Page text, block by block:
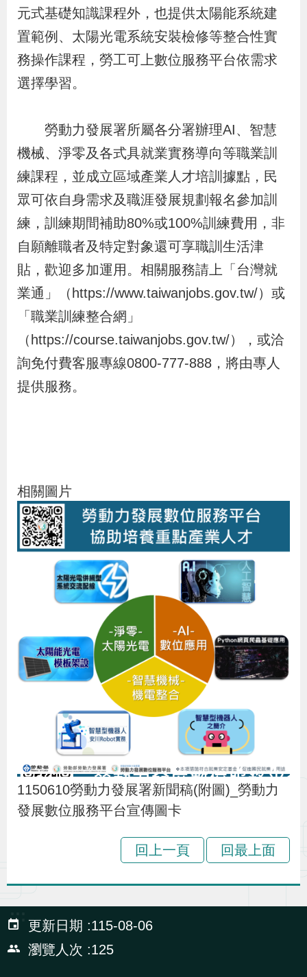
區
關
連
網
站
導
覽
民
意
信
箱
文
字
客
服
統
計
資
訊
E
n
g
l
s
h
回
首
頁
R
S
S
隱
私
權
全
政
策
資
料
開
檢
舉
交
通
位
置
元式基礎知識課程外，也提供太陽能系統建
置範例、太陽光電系統安裝檢修等整合性實
務操作課程，勞工可上數位服務平台依需求
選擇學習。
勞動力發展署所屬各分署辦理AI、智慧
機械、淨零及各式具就業實務導向等職業訓
練課程，並成立區域產業人才培訓據點，民
眾可依自身需求及職涯發展規劃報名參加訓
練，訓練期間補助80%或100%訓練費用，非
自願離職者及特定對象還可享職訓生活津
貼，歡迎多加運用。相關服務請上「台灣就
業通」（https://www.taiwanjobs.gov.tw/）或
「職業訓練整合網」
（https://course.taiwanjobs.gov.tw/），或洽
詢免付費客服專線0800-777-888，將由專人
提供服務。
相關圖片
1150610勞動力發展署新聞稿(附圖)_勞動力
發展數位服務平台宣傳圖卡
回上一頁 回最上面
:::
更新日期
115-08-06
瀏覽人次
125